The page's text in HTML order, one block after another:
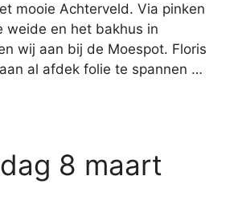
mooie Achterveld. Via pinken
weide en het bakhus in
wij aan bij de Moespot. Floris
al afdek folie te spannen …
8 maart